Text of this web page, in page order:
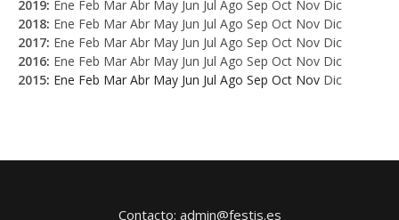
2019: Ene Feb Mar Abr May Jun Jul Ago Sep Oct Nov Dic
2018: Ene Feb Mar Abr May Jun Jul Ago Sep Oct Nov Dic
2017: Ene Feb Mar Abr May Jun Jul Ago Sep Oct Nov Dic
2016: Ene Feb Mar Abr May Jun Jul Ago Sep Oct Nov Dic
2015: Ene Feb Mar Abr May Jun Jul Ago Sep Oct Nov Dic
Contacto: admin@festis.es